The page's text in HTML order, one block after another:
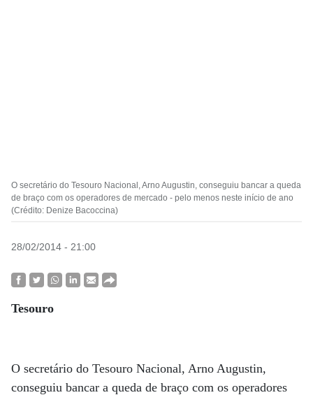
O secretário do Tesouro Nacional, Arno Augustin, conseguiu bancar a queda
de braço com os operadores de mercado - pelo menos neste início de ano
(Crédito: Denize Bacoccina)
28/02/2014 - 21:00
Tesouro
O secretário do Tesouro Nacional, Arno Augustin,
conseguiu bancar a queda de braço com os operadores